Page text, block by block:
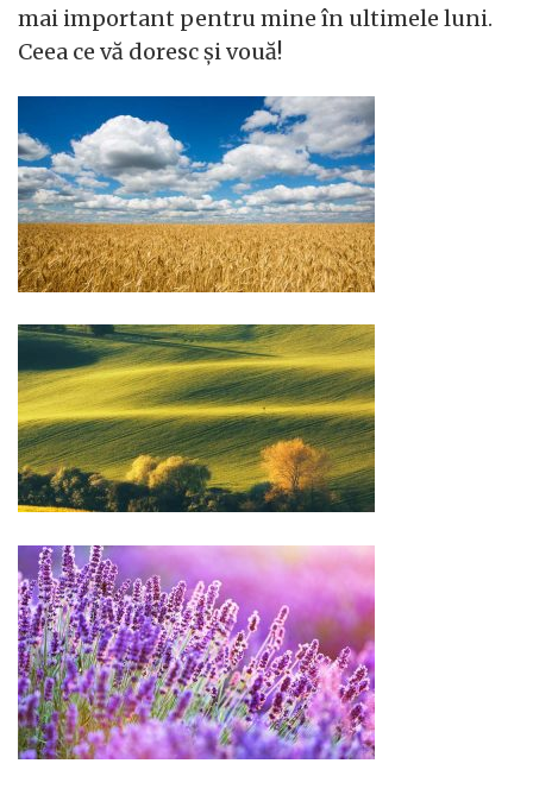
mai important pentru mine în ultimele luni.
Ceea ce vă doresc şi vouă!